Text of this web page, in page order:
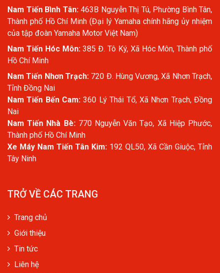
Nam Tiến Bình Tân:463B Nguyễn Thị Tú, Phường Bình Tân,
Thành phố Hồ Chí Minh (Đại lý Yamaha chính hãng ủy nhiệm
của tập đoàn Yamaha Motor Việt Nam)
Nam Tiến Hóc Môn:385 Đ. Tô Ký, Xã Hóc Môn, Thành phố
Hồ Chí Minh
Nam Tiến Nhơn Trạch:720 Đ. Hùng Vương, Xã Nhơn Trạch,
Tỉnh Đồng Nai
Nam Tiến Bến Cam: 360 Lý Thái Tổ, Xã Nhơn Trạch, Đồng
Nai
Nam Tiến Nhà Bè: 770 Nguyễn Văn Tạo, Xã Hiệp Phước,
Thành phố Hồ Chí Minh
Xe Máy Nam Tiến Tân Kim: 192 QL50, Xã Cần Giuộc, Tỉnh
Tây Ninh
TRỞ VỀ CÁC TRANG
Trang chủ
Giới thiệu
Tin tức
Liên hệ